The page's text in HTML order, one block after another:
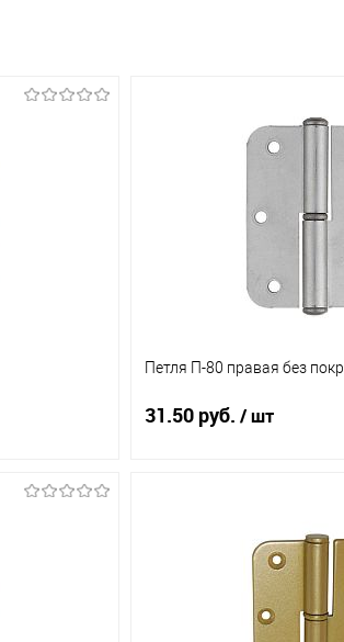
(1)
Петля П-80 правая без
31.50 руб. / шт
Купить в 1 клик